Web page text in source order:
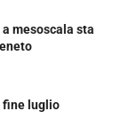
mesoscala sta
fine luglio